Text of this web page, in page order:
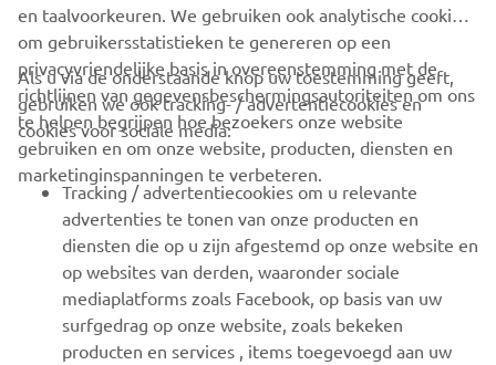
CORPORATE
VOOR BEDRIJVEN
MEER YAMAHA
ONDERSTEUNING
en taalvoorkeuren. We gebruiken ook analytische cookies
om gebruikersstatistieken te genereren op een
privacyvriendelijke basis in overeenstemming met de
richtlijnen van gegevensbeschermingsautoriteiten om ons
te helpen begrijpen hoe bezoekers onze website
gebruiken en om onze website, producten, diensten en
marketinginspanningen te verbeteren.
Als u via de onderstaande knop uw toestemming geeft,
gebruiken we ook tracking- / advertentiecookies en
cookies voor sociale media:
Tracking / advertentiecookies om u relevante
advertenties te tonen van onze producten en
diensten die op u zijn afgestemd op onze website en
op websites van derden, waaronder sociale
mediaplatforms zoals Facebook, op basis van uw
surfgedrag op onze website, zoals bekeken
producten en services , items toegevoegd aan uw